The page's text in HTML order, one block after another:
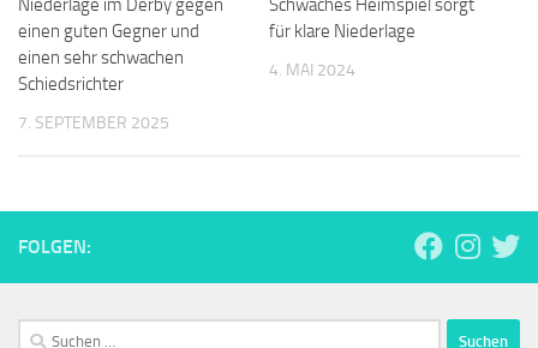
Niederlage im Derby gegen
einen guten Gegner und
einen sehr schwachen
Schiedsrichter
7. SEPTEMBER 2025
Schwaches Heimspiel sorgt
für klare Niederlage
4. MAI 2024
FOLGEN:
Suchen